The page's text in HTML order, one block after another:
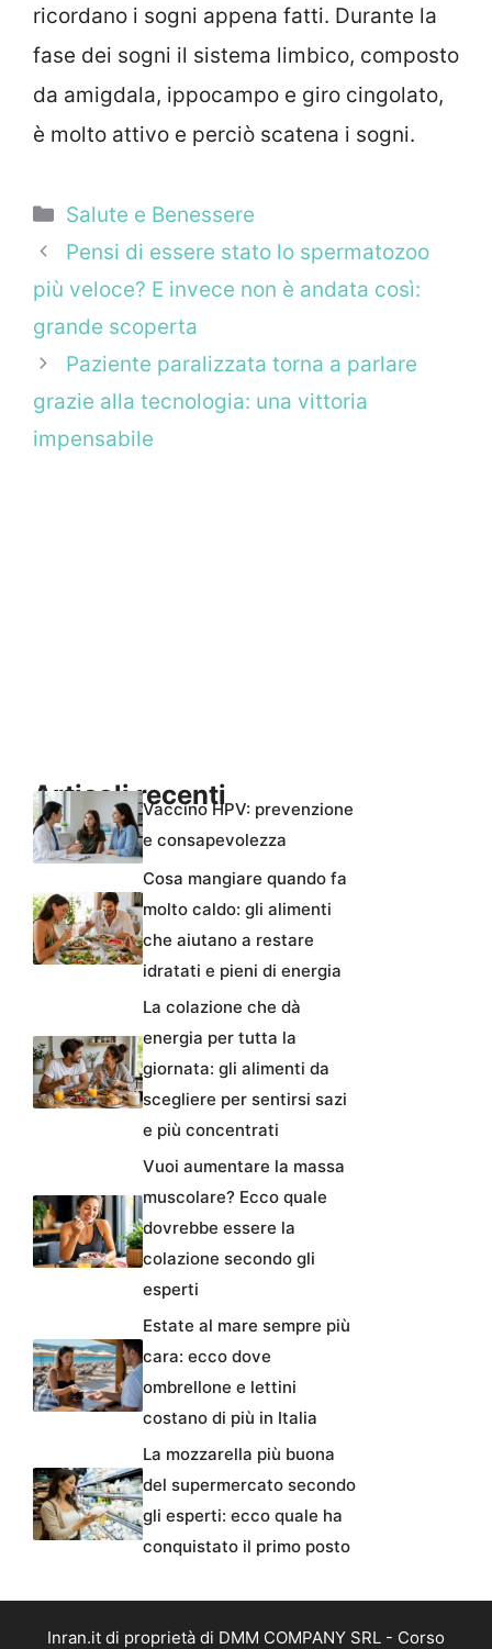
ricordano i sogni appena fatti. Durante la
fase dei sogni il sistema limbico, composto
da amigdala, ippocampo e giro cingolato,
è molto attivo e perciò scatena i sogni.
Categorie
Salute e Benessere
Pensi di essere stato lo spermatozoo
più veloce? E invece non è andata così:
grande scoperta
Paziente paralizzata torna a parlare
grazie alla tecnologia: una vittoria
impensabile
Articoli recentiVaccino HPV: prevenzione
e consapevolezza
Cosa mangiare quando fa
molto caldo: gli alimenti
che aiutano a restare
idratati e pieni di energia
La colazione che dà
energia per tutta la
giornata: gli alimenti da
scegliere per sentirsi sazi
e più concentrati
Vuoi aumentare la massa
muscolare? Ecco quale
dovrebbe essere la
colazione secondo gli
esperti
Estate al mare sempre più
cara: ecco dove
ombrellone e lettini
costano di più in Italia
La mozzarella più buona
del supermercato secondo
gli esperti: ecco quale ha
conquistato il primo posto
Inran.it di proprietà di DMM COMPANY SRL - Corso